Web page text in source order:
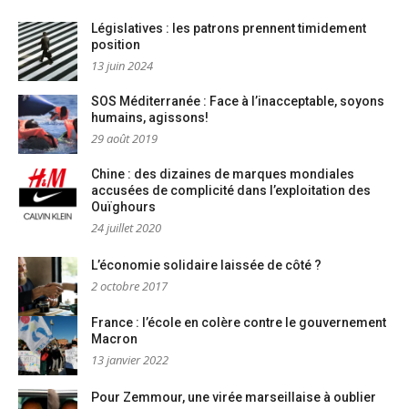
Législatives : les patrons prennent timidement
position
13 juin 2024
SOS Méditerranée : Face à l’inacceptable, soyons
humains, agissons!
29 août 2019
Chine : des dizaines de marques mondiales
accusées de complicité dans l’exploitation des
Ouïghours
24 juillet 2020
L’économie solidaire laissée de côté ?
2 octobre 2017
France : l’école en colère contre le gouvernement
Macron
13 janvier 2022
Pour Zemmour, une virée marseillaise à oublier